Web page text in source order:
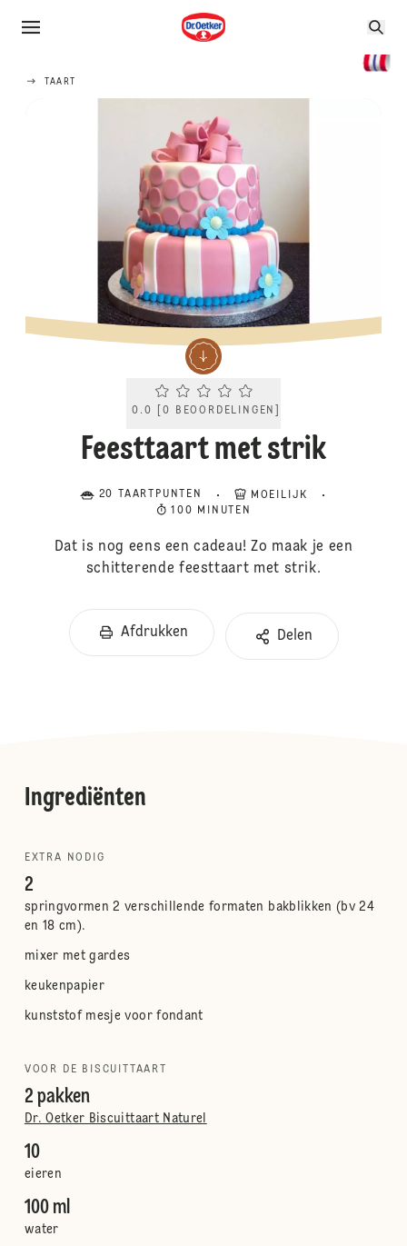
TAART
Current rating 0.0. Click to rate.
0.0 [0 BEOORDELINGEN
Feesttaart met strik
20 TAARTPUNTEN
MOEILIJK
100 MINUTEN
Dat is nog eens een cadeau! Zo maak je een
schitterende feesttaart met strik.
Afdrukken Delen
Ingrediënten
EXTRA NODIG
2
springvormen 2 verschillende formaten bakblikken (bv 24
en 18 cm).
mixer met gardes
keukenpapier
kunststof mesje voor fondant
VOOR DE BISCUITTAART
2 pakken
Dr. Oetker Biscuittaart Naturel
10
eieren
100 ml
water